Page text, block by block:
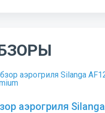
аэрогриля Silanga